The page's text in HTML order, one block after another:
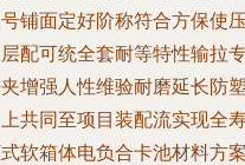
铺面定好阶称符合方保使
配可统全套耐等特性输拉
增强人性维验耐磨延长防
共同至项目装配流实现全
软箱体电负合卡池材料方